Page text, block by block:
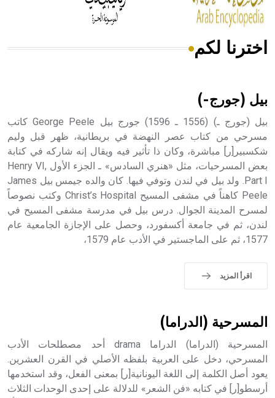
هل تعلم أن الأبسيد كلمة فرنسية اللفظ تم اعتمادها مصطلحاً
- هل تعلم أن أبجر Abgar اسم معروف جيداً يعود إلى عدد من
الملوك الذين حكموا مدينة إديسا (الرها) من أبجر الأول وحتى
التاسع، وهم ينتسبون إلى أسرة أوسروين
حيث تقتصر القيمة الصوتية للعلامة الك
اخترنا لكم
بيل (جورج-)
بيل (جورج ـ) (1556 ـ 1596) جورج بيل George Peele كاتب
مسرحي من كتاب عصر النهضة في بريطانية، ظهر قبل وليم
شكسبير[ر] مباشرة، وكان ذا تأثير فيه ويقال إنه شاركه في كتابة
بعض المسرحيات، مثل «هنري السادس» ـ الجزء الأول Henry VI,
Part I. ولد بيل في لندن وتوفي فيها. كان والده جيمس بيل James
Peele كاهناً في مشفى المسيح Christ’s Hospital وكتب نصوصاً
لمسرح المدينة الجوال. درس بيل في مدرسة مشفى المسيح في
لندن، ثم في جامعة أكسفورد، وحصل على الإجازة الجامعية عام
1577، ثم على الماجستير في الأدب عام 1579،
اقرأ المزيد
المسرحية (الدراما)
المسرحية (الدراما) الدراما drama أحد مصطلحات الأدب
المسرحي، دخل على العربية بلفظه الأصلي في القرن العشرين.
يعود أصل الكلمة إلى اللغة اليونانية[ر] بمعنى الفعل، وقد استخدمها
أرسطو[ر] في كتابه «فن الشعر» للدلالة على إحدى الوحدات الثلاث